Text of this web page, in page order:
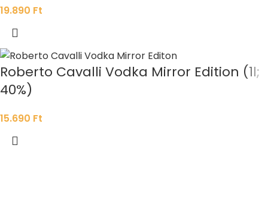
19.890 Ft
Roberto Cavalli Vodka Mirror Edition (1l;
40%)
15.690 Ft